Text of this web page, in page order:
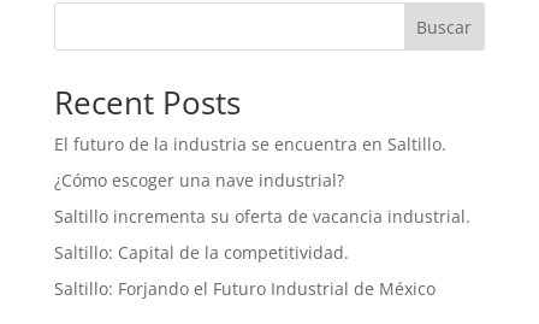
Buscar
Recent Posts
El futuro de la industria se encuentra en Saltillo.
¿Cómo escoger una nave industrial?
Saltillo incrementa su oferta de vacancia industrial.
Saltillo: Capital de la competitividad.
Saltillo: Forjando el Futuro Industrial de México